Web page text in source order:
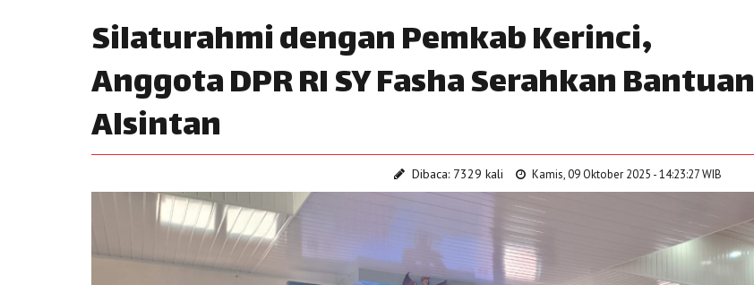
Silaturahmi dengan Pemkab Kerinci,
Anggota DPR RI SY Fasha Serahkan Bantuan
Alsintan
Dibaca: 7329 kali Kamis, 09 Oktober 2025 - 14:23:27 WIB